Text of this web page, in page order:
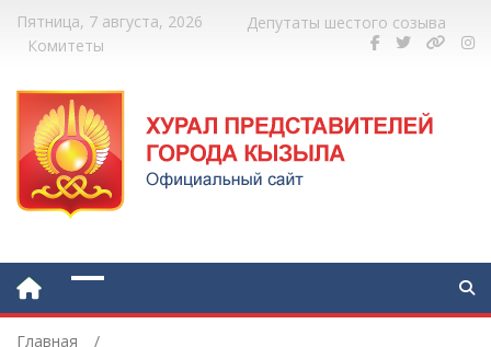
Пятница, 7 августа, 2026
Депутаты шестого созыва
Комитеты
Главная